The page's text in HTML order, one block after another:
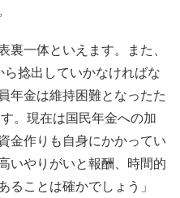
裏一体といえます。また、
捻出していかなければな
年金は維持困難となったた
。現在は国民年金への加
金作りも自身にかかってい
いやりがいと報酬、時間的
ることは確かでしょう」